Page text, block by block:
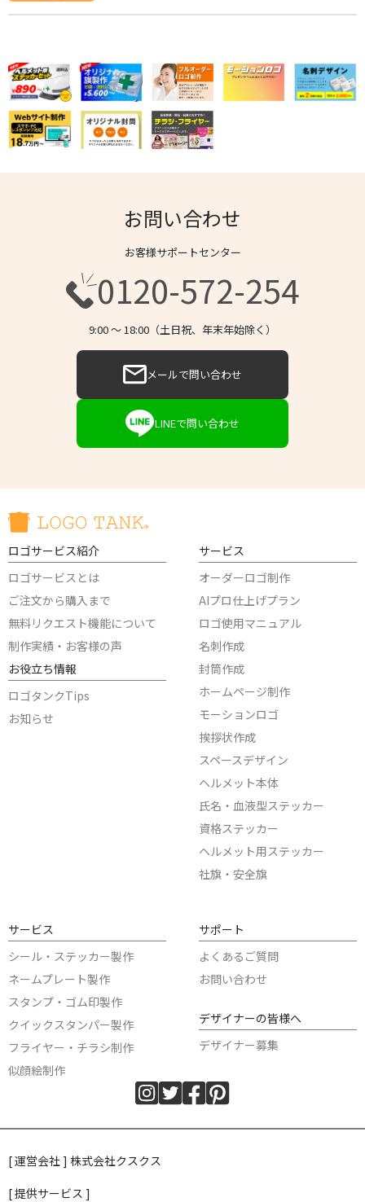
お問い合わせ
お客様サポートセンター
0120-572-254
9:00 〜 18:00（土日祝、年末年始除く）
メールで問い合わせ
LINEで問い合わせ
ロゴサービス紹介
ロゴサービスとは
ご注文から購入まで
無料リクエスト機能について
制作実績・お客様の声
お役立ち情報
ロゴタンクTips
お知らせ
サービス
オーダーロゴ制作
AIプロ仕上げプラン
ロゴ使用マニュアル
名刺作成
封筒作成
ホームページ制作
モーションロゴ
挨拶状作成
スペースデザイン
ヘルメット本体
氏名・血液型ステッカー
資格ステッカー
ヘルメット用ステッカー
社旗・安全旗
サービス
シール・ステッカー製作
ネームプレート製作
スタンプ・ゴム印製作
クイックスタンパー製作
フライヤー・チラシ制作
似顔絵制作
サポート
よくあるご質問
お問い合わせ
デザイナーの皆様へ
デザイナー募集
[ 運営会社 ] 株式会社クスクス
[ 提供サービス ]